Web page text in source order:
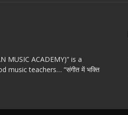
MUSIC ACADEMY)” is a
teachers… “संगीत में भक्ति